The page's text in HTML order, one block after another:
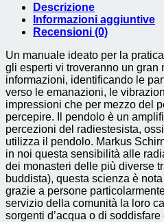
Descrizione
Informazioni aggiuntive
Recensioni (0)
Un manuale ideato per la
gli esperti vi troveranno un gran
informazioni, identificando le
verso le emanazioni, le
impressioni che per mezzo del
percepire. Il pendolo è un
percezioni del radiestesista,
utilizza il pendolo. Markus
in noi questa sensibilità alle
dei monasteri delle più diverse
buddista), questa scienza è
grazie a persone
servizio della comunità la loro
sorgenti d’acqua o di